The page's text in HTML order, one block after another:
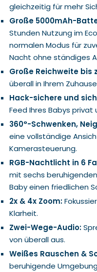
gleichzeitig für mehr
Große 5000mAh-
Stunden Nutzung im
normalen Modus für
Nacht ohne ständiges
Große Reichweite bis
überall in Ihrem
Hack-sichere und
Feed Ihres Babys privat
360°-Schwenken,
eine vollständige
Kamerasteuerung.
RGB-Nachtlicht in 6
mit sechs
Baby einen friedlichen
2x & 4x Zoom:
Klarheit.
Zwei-Wege-Audio:
von überall aus.
Weißes Rauschen &
beruhigende